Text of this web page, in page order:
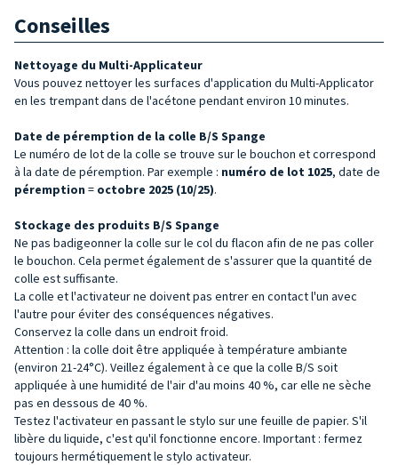
Conseilles
Nettoyage du Multi-Applicateur
Vous pouvez nettoyer les surfaces d'application du Multi-Applicator
en les trempant dans de l'acétone pendant environ 10 minutes.
Date de péremption de la colle B/S Spange
Le numéro de lot de la colle se trouve sur le bouchon et correspond
à la date de péremption. Par exemple : numéro de lot 1025, date de
péremption = octobre 2025 (10/25).
Stockage des produits B/S Spange
Ne pas badigeonner la colle sur le col du flacon afin de ne pas coller
le bouchon. Cela permet également de s'assurer que la quantité de
colle est suffisante.
La colle et l'activateur ne doivent pas entrer en contact l'un avec
l'autre pour éviter des conséquences négatives.
Conservez la colle dans un endroit froid.
Attention : la colle doit être appliquée à température ambiante
(environ 21-24°C). Veillez également à ce que la colle B/S soit
appliquée à une humidité de l'air d'au moins 40 %, car elle ne sèche
pas en dessous de 40 %.
Testez l'activateur en passant le stylo sur une feuille de papier. S'il
libère du liquide, c'est qu'il fonctionne encore. Important : fermez
toujours hermétiquement le stylo activateur.